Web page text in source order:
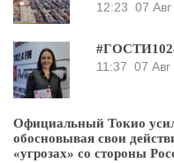
12:23 07
11:37 07 Авг
Официальный Токио
обосновывая свои
«угрозах» со стороны